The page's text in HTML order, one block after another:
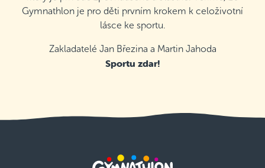
Gymnathlon je pro děti prvním krokem k celoživotní
lásce ke sportu.
Zakladatelé Jan Březina a Martin Jahoda
Sportu zdar!